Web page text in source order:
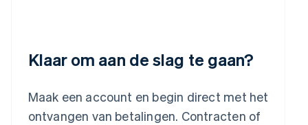
Klaar om aan de slag te gaan?
Maak een account en begin direct met het
ontvangen van betalingen. Contracten of
FrançaisDeutschEnglish
English
Malta
English